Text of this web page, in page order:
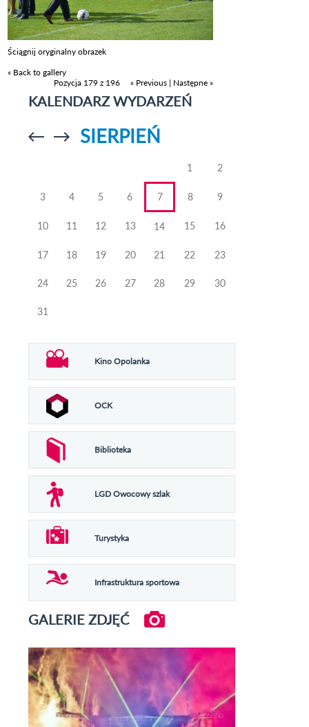
Ściągnij oryginalny obrazek
« Back to gallery
Pozycja 179 z 196
« Previous | Następne »
KALENDARZ WYDARZEŃ
Przejdź doPrzejdź do
SIERPIEŃ
1 2
3 4 5 6 7 8 9
10 11 12 13 14 15 16
17 18 19 20 21 22 23
24 25 26 27 28 29 30
31
Kino Opolanka
OCK
Biblioteka
LGD Owocowy szlak
Turystyka
Infrastruktura sportowa
GALERIE ZDJĘĆ